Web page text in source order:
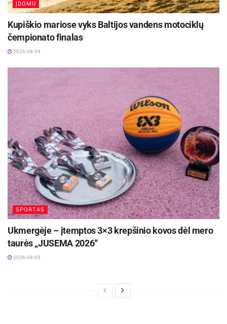
ĮDOMU
Kupiškio mariose vyks Baltijos vandens motociklų
čempionato finalas
2026-08-04
SPORTAS
Ukmergėje – įtemptos 3×3 krepšinio kovos dėl mero
taurės „JUSEMA 2026“
2026-08-03